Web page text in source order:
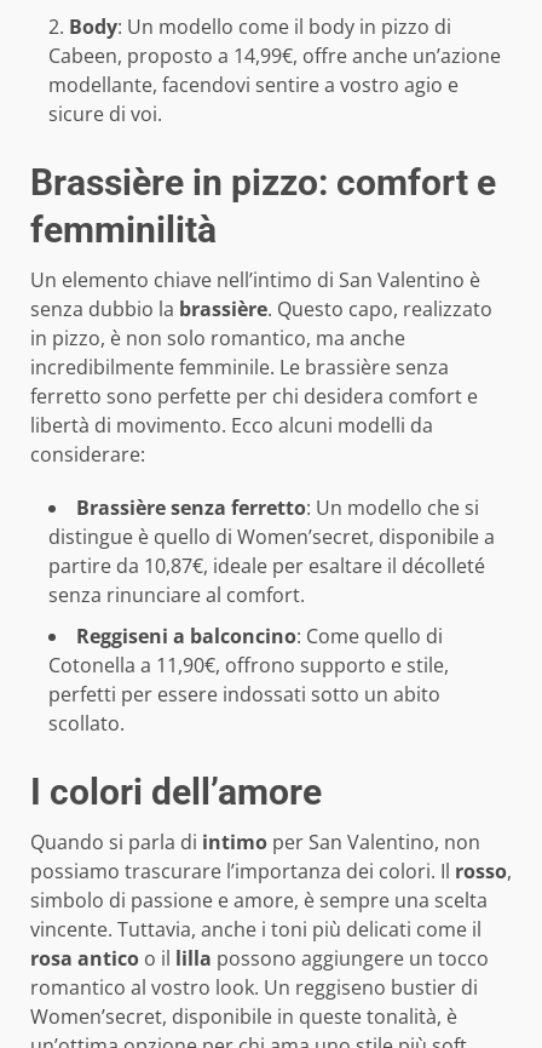
Body: Un modello come il body in pizzo di
Cabeen, proposto a 14,99€, offre anche un’azione
modellante, facendovi sentire a vostro agio e
sicure di voi.
Brassière in pizzo: comfort e
femminilità
Un elemento chiave nell’intimo di San Valentino è
senza dubbio la brassière. Questo capo, realizzato
in pizzo, è non solo romantico, ma anche
incredibilmente femminile. Le brassière senza
ferretto sono perfette per chi desidera comfort e
libertà di movimento. Ecco alcuni modelli da
considerare:
Brassière senza ferretto: Un modello che si
distingue è quello di Women’secret, disponibile a
partire da 10,87€, ideale per esaltare il décolleté
senza rinunciare al comfort.
Reggiseni a balconcino: Come quello di
Cotonella a 11,90€, offrono supporto e stile,
perfetti per essere indossati sotto un abito
scollato.
I colori dell’amore
Quando si parla di intimo per San Valentino, non
possiamo trascurare l’importanza dei colori. Il rosso,
simbolo di passione e amore, è sempre una scelta
vincente. Tuttavia, anche i toni più delicati come il
rosa antico o il lilla possono aggiungere un tocco
romantico al vostro look. Un reggiseno bustier di
Women’secret, disponibile in queste tonalità, è